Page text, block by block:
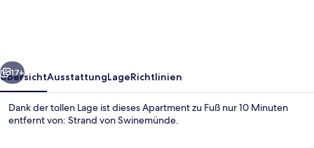
Weiter
17+
ÜbersichtAusstattungLageRichtlinien
Dank der tollen Lage ist dieses Apartment zu Fuß nur 10 Minuten
entfernt von: Strand von Swinemünde.